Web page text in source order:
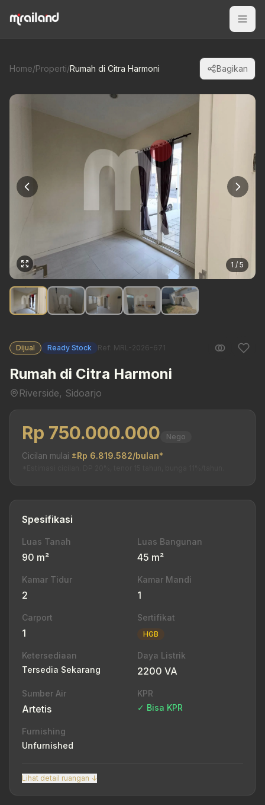
Home/Properti/Rumah di Citra Harmoni Bagikan
1 / 5
Dijual Ready Stock Ref: MRL-2026-671
Rumah di Citra Harmoni
Riverside, Sidoarjo
Rp 750.000.000 Nego
Cicilan mulai ±Rp 6.819.582/bulan*
Spesifikasi
Luas Tanah
90 m²
Luas Bangunan
45 m²
Kamar Tidur
2
Kamar Mandi
1
Carport
1
Sertifikat
HGB
Ketersediaan
Tersedia Sekarang
Daya Listrik
2200 VA
Sumber Air
Artetis
KPR
✓ Bisa KPR
Furnishing
Unfurnished
Lihat detail ruangan ↓